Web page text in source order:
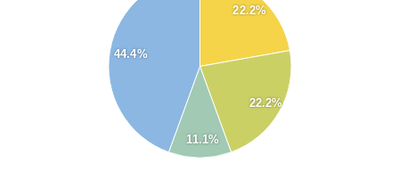
22.2%
22.2%
11.1%
44.4%